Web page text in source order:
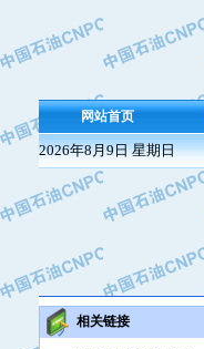
网站首页
2026年8月9日 星期日
相关链接